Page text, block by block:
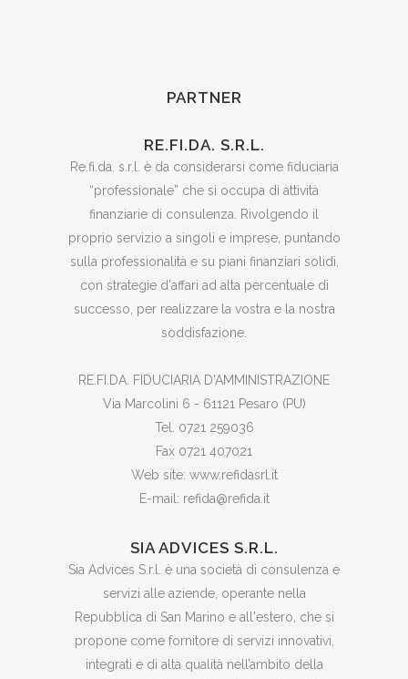
PARTNER
RE.FI.DA. S.R.L.
Re.fi.da. s.r.l. è da considerarsi come fiduciaria
“professionale” che si occupa di attività
finanziarie di consulenza. Rivolgendo il
proprio servizio a singoli e imprese, puntando
sulla professionalità e su piani finanziari solidi,
con strategie d'affari ad alta percentuale di
successo, per realizzare la vostra e la nostra
soddisfazione.
RE.FI.DA. FIDUCIARIA D'AMMINISTRAZIONE
Via Marcolini 6 - 61121 Pesaro (PU)
Tel. 0721 259036
Fax 0721 407021
Web site: www.refidasrl.it
E-mail: refida@refida.it
SIA ADVICES S.R.L.
Sia Advices S.r.l. è una società di consulenza e
servizi alle aziende, operante nella
Repubblica di San Marino e all'estero, che si
propone come fornitore di servizi innovativi,
integrati e di alta qualità nell’ambito della